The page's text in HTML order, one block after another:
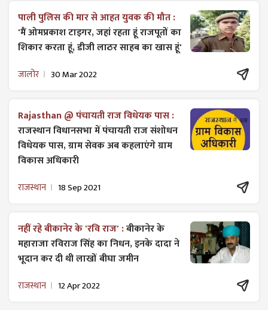
पाली पुलिस की मार से आहत युवक की मौत :
'मैं ओमप्रकाश टाइगर, जहां रहता हूं राजपूतों का
शिकार करता हूं, डीजी लाठर साहब का खास हूं'
जालोर 30 Mar 2022
Rajasthan @ पंचायती राज विधेयक पास :
राजस्थान विधानसभा में पंचायती राज ​संशोधन
विधेयक पास, ग्राम सेवक अब कहलाएंगे ग्राम
विकास अधिकारी
राजस्थान 18 Sep 2021
नहीं रहे बीकानेर के 'रवि राज' :बीकानेर के
महाराजा रविराज सिंह का निधन, इनके दादा ने
भूदान कर दी थी लाखों बीघा जमीन
राजस्थान 12 Apr 2022